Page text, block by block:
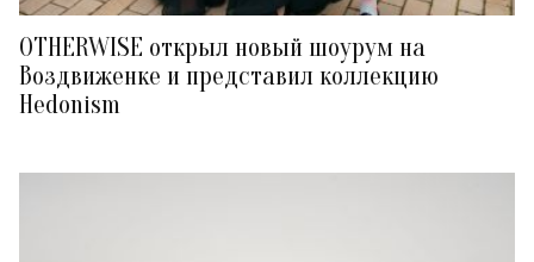
OTHERWISE открыл новый шоурум на
Воздвиженке и представил коллекцию
Hedonism